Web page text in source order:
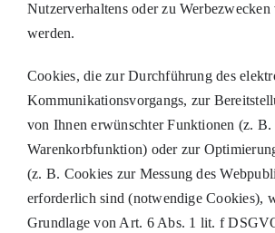
Nutzerverhaltens oder zu Werbezwecken
werden.
Cookies, die zur Durchführung des
Kommunikationsvorgangs, zur
von Ihnen erwünschter Funktionen (z.
Warenkorbfunktion) oder zur
(z. B. Cookies zur Messung des
erforderlich sind (notwendige Cookies),
Grundlage von Art. 6 Abs. 1 lit. f